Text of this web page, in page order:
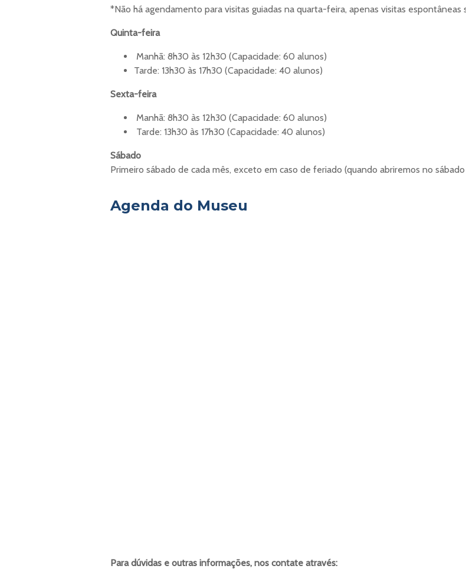
*Não há agendamento para visitas guiadas na quarta-feira, apenas visitas espontâneas
Quinta-feira
Manhã: 8h30 às 12h30 (Capacidade: 60 alunos)
Tarde: 13h30 às 17h30 (Capacidade: 40 alunos)
Sexta-feira
Manhã: 8h30 às 12h30 (Capacidade: 60 alunos)
Tarde: 13h30 às 17h30 (Capacidade: 40 alunos)
Sábado
Primeiro sábado de cada mês, exceto em caso de feriado (quando abriremos no
Agenda do Museu
Para dúvidas e outras informações, nos contate através: